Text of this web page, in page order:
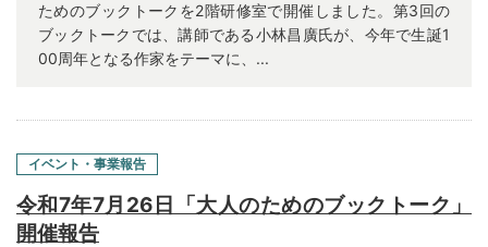
ためのブックトークを2階研修室で開催しました。第3回の
ブックトークでは、講師である小林昌廣氏が、今年で生誕1
00周年となる作家をテーマに、...
イベント・事業報告
令和7年7月26日「大人のためのブックトーク」
開催報告